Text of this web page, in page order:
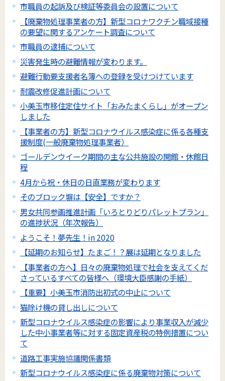
市職員の起訴及び検証等委員会の設置について
【廃棄物処理事業者の方】新型コロナワクチン職域接種
の要望に関するアンケート調査について
市職員の逮捕について
災害発生時の避難情報が変わります。
避難行動要支援者名簿への登録を受けつけています
耐震改修促進計画について
小美玉市移住定住サイト「おみたまくらし」がオープン
しました
【事業者の方】新型コロナウイルス感染症に係る各種支
援制度(一般廃棄物処理事業者）
ゴールデンウイーク期間の主な公共施設の開館・休館日
程
4月から祝・休日の日直業務が変わります
そのブロック塀は【安全】ですか？
男女共同参画推進計画「いろとりどりパレットプラン」
の進捗状況（年次報告）
ようこそ！夢先生！in 2020
【延期のお知らせ】たまご！？展は延期となりました
【事業者の方へ】日々の廃棄物処理で社会を支えてくだ
さっているすべての皆様へ（環境大臣感謝の手紙）
【重要】小美玉市消防出初式の中止について
猫除け機の貸し出しについて
新型コロナウイルス感染症の影響により事業収入が減少
した中小事業者等に対する固定資産税の特例措置につい
て
道路工事実施協議関係書類
新型コロナウイルス感染症に係る廃棄物対策について